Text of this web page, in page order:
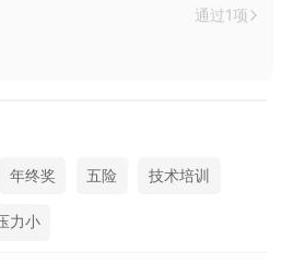
通过1项
年终奖 五险 技术培训
力小